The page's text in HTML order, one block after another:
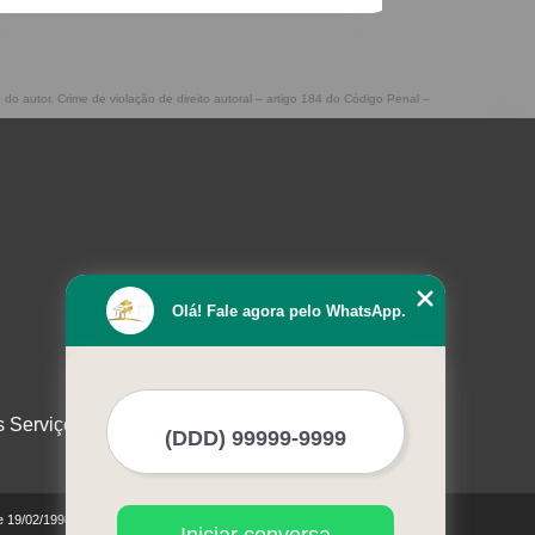
autor. Crime de violação de direito autoral – artigo 184 do Código Penal –
Serviços
02/1998)
Olá! Fale agora pelo WhatsApp.